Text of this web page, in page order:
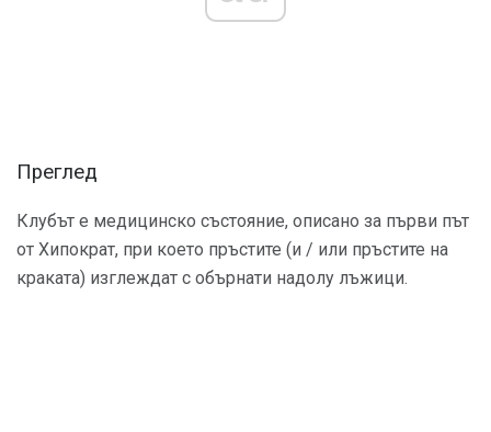
Преглед
Клубът е медицинско състояние, описано за първи път
от Хипократ, при което пръстите (и / или пръстите на
краката) изглеждат с обърнати надолу лъжици.